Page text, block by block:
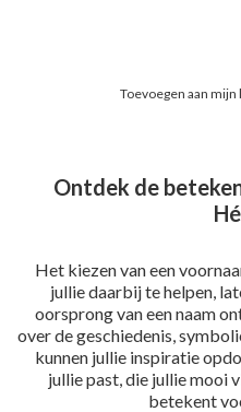
Toevoegen aan mijn
Ontdek de
Het kiezen van een
jullie daarbij te helpen,
oorsprong van een naam
over de geschiedenis,
kunnen jullie inspiratie
jullie past, die jullie mooi
betekent